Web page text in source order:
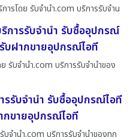
ารโดย รับจํานํา.com บริการรับจำน
การรับจำนำ รับซื้ออุปกรณ์
บฝากขายอุปกรณ์ไอที
รับจํานํา.com บริการรับจำนำของ
รรับจำนำ รับซื้ออุปกรณ์ไอที
กขายอุปกรณ์ไอที
บจํานํา.com บริการรับจำนำของทุก